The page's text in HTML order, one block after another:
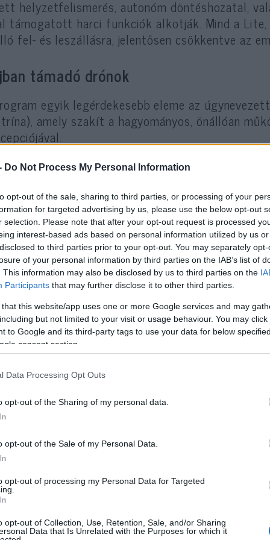
Do Not Process My Personal Information
opt-out of the sale, sharing to third parties, or processing of your
for targeted advertising by us, please use the below opt-out
selection. Please note that after your opt-out request is processed
interest-based ads based on personal information utilized by us
to third parties prior to your opt-out. You may separately
of your personal information by third parties on the IAB’s list of
This information may also be disclosed by us to third parties on the
Participants that may further disclose it to other third parties.
that this website/app uses one or more Google services and may
but not limited to your visit or usage behaviour. You may
to Google and its third-party tags to use your data for below
consent section.
Data Processing Opt Outs
opt-out of the Sharing of my personal data.
opt-out of the Sale of my Personal Data.
opt-out of processing my Personal Data for Targeted
opt-out of Collection, Use, Retention, Sale, and/or Sharing
Data that Is Unrelated with the Purposes for which it
helyzetfelismerés, autonóm döntéshozatal,
támogatott harci funkciók alkotják. Mind a Lite,
fel- és leszállásra, jelentősen csökkentve az
támadó drónok
egyik legérdekesebb eleme az
amely szakít a hagyományos, önállóan
elképzelése szerint több autonóm harci
összehangolt rajként működik majd
és támadják a célpontokat, miközben valós
alapja az intelligens hálózati
költségaszimmetria: vagyis az, hogy
túlterhelni és kifárasztani az ellenséges
a küldetést, ha a raj több tagját elveszíti.
Megőrülnek a
légi fölényét nem egyetlen vadászgép
a Flying Wedge Defence & Aerospace
harci rendszerek